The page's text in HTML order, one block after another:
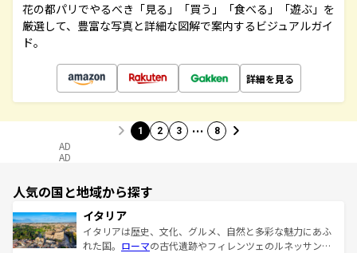
花の都パリでやるべき「見る」「買う」「食べる」「遊ぶ」を
厳選して、豊富な写真と詳細な図解で案内するビジュアルガイ
ド。
詳細を見る
1 2 3 … 8
AD
AD
人気の国と地域から探す
イタリア
イタリアは歴史、文化、グルメ、自然と多彩な魅力にあふ
れた国。 ローマの古代遺跡やフィレンツェのルネッサンス